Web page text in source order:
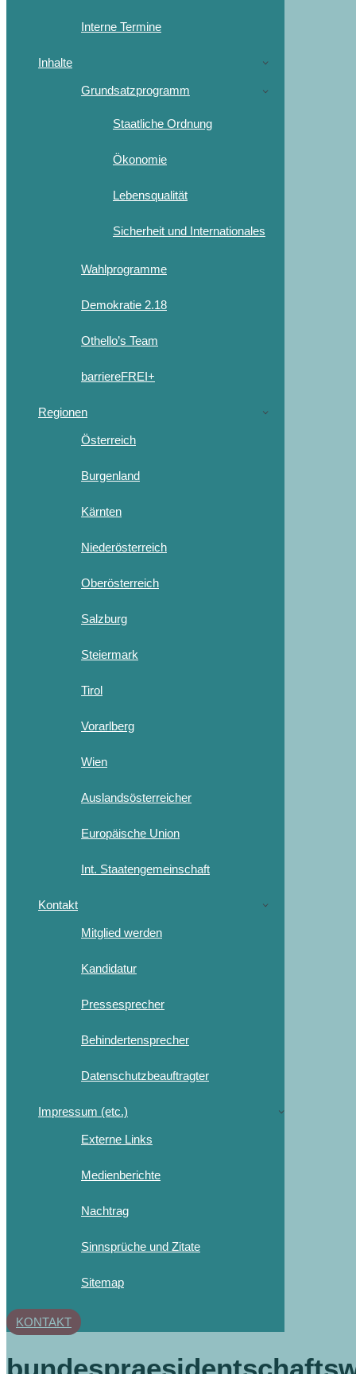
Interne Termine
Inhalte
Grundsatzprogramm
Staatliche Ordnung
Ökonomie
Lebensqualität
Sicherheit und Internationales
Wahlprogramme
Demokratie 2.18
Othello’s Team
barriereFREI+
Regionen
Österreich
Burgenland
Kärnten
Niederösterreich
Oberösterreich
Salzburg
Steiermark
Tirol
Vorarlberg
Wien
Auslandsösterreicher
Europäische Union
Int. Staatengemeinschaft
Kontakt
Mitglied werden
Kandidatur
Pressesprecher
Behindertensprecher
Datenschutzbeauftragter
Impressum (etc.)
Externe Links
Medienberichte
Nachtrag
Sinnsprüche und Zitate
Sitemap
KONTAKT